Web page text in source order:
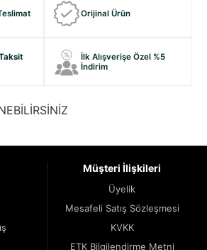
Orijinal Ürün
İlk Alışverişe Özel %5
İndirim
Müşteri İlişkileri
Üyelik
Mesafeli Satış Sözleşmesi
KVKK
ETK Bilgilendirme Metni